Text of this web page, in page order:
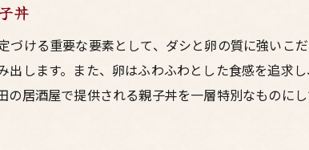
家族で楽しむ梅田の鶏料理居酒屋の親子丼
家族連れに優しい居酒屋
丼
ける重要な要素として、ダシと卵の質に強いこ
します。また、卵はふわふわとした食感を追求
居酒屋で提供される親子丼を一層特別なものに